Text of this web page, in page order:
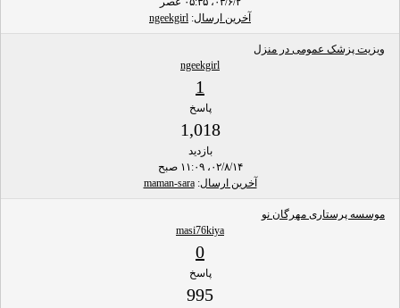
آخرین ارسال:
ngeekgirl
ویزیت پزشک عمومی در منزل
ngeekgirl
1
پاسخ
1,018
بازدید
۰۲/۸/۱۴، ۱۱:۰۹ صبح
آخرین ارسال:
maman-sara
موسسه پرستاری مهرگان نو
masi76kiya
0
پاسخ
995